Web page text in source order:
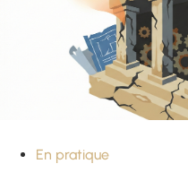
En pratique